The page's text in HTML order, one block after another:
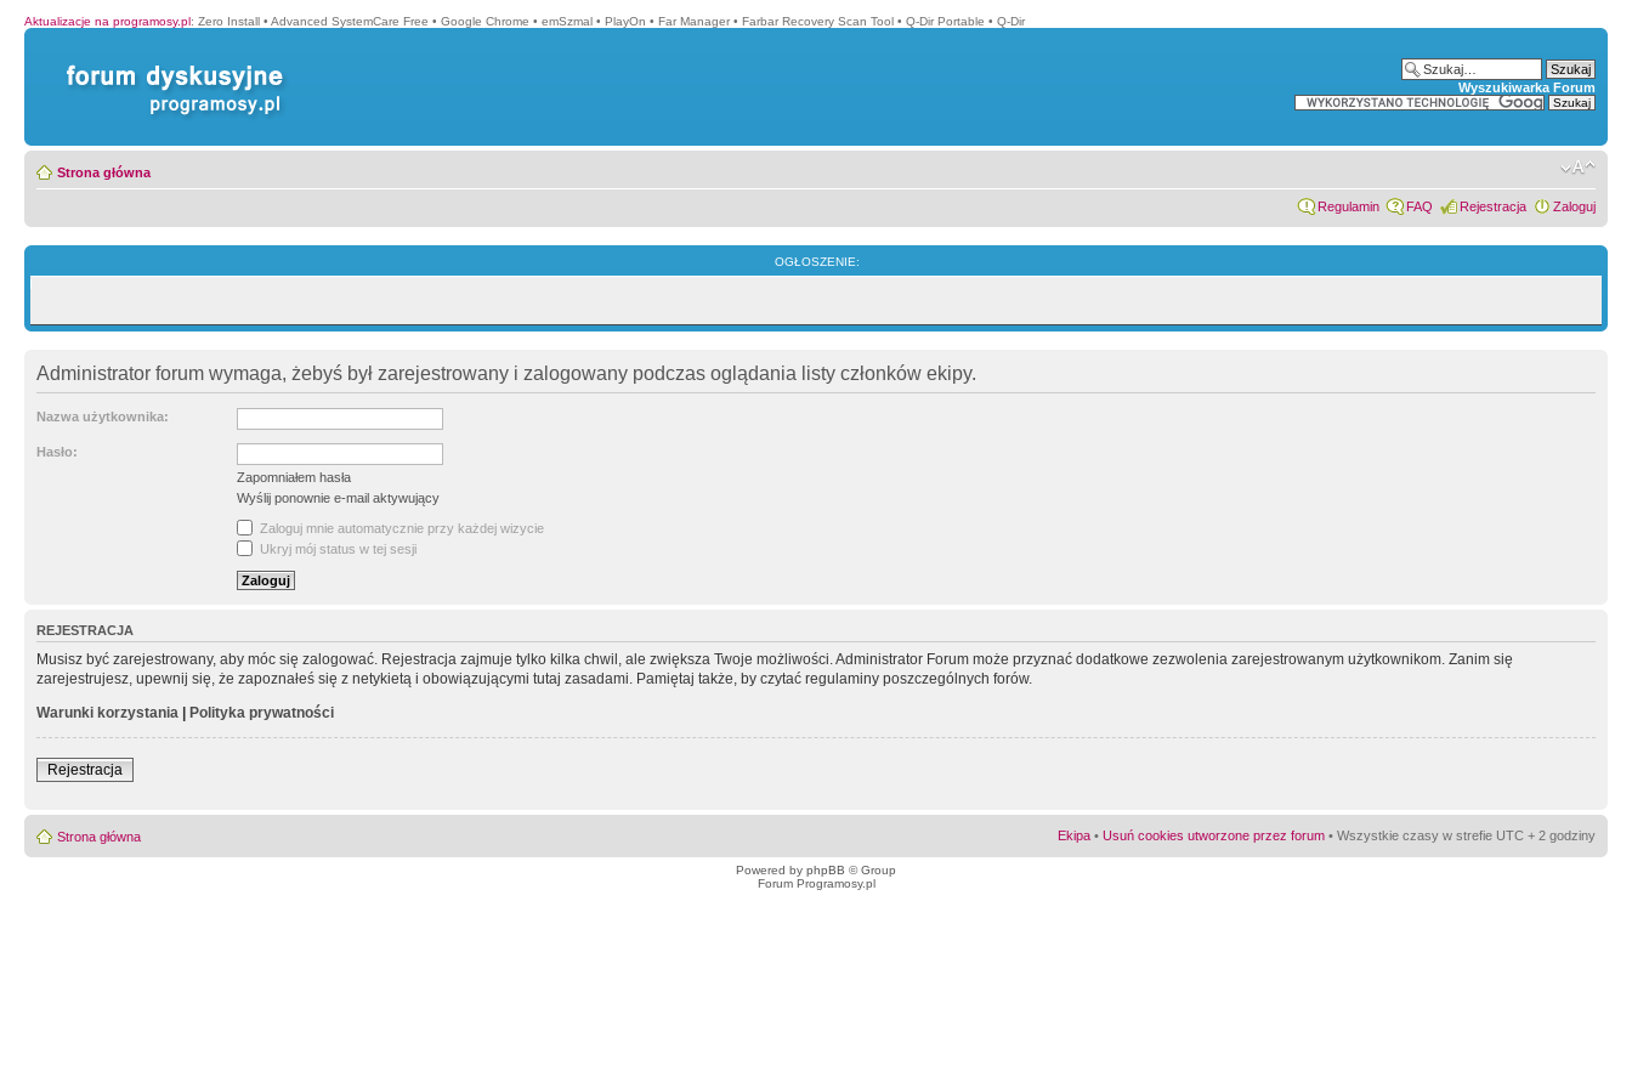
Aktualizacje na programosy.pl: Zero Install • Advanced SystemCare Free • Google Chrome • emSzmal • PlayOn • Far Manager • Farbar Recovery Scan Tool • Q-Dir Portable • Q-Dir
Wyszukiwarka Forum
Strona główna
Regulamin FAQ Rejestracja Zaloguj
OGŁOSZENIE:
Administrator forum wymaga, żebyś był zarejestrowany i zalogowany podczas oglądania listy członków ekipy.
Nazwa użytkownika:
Hasło:
Zapomniałem hasła
Wyślij ponownie e-mail aktywujący
Zaloguj mnie automatycznie przy każdej wizycie
Ukryj mój status w tej sesji
REJESTRACJA
Musisz być zarejestrowany, aby móc się zalogować. Rejestracja zajmuje tylko kilka chwil, ale zwiększa Twoje możliwości. Administrator Forum może przyznać dodatkowe zezwolenia zarejestrowanym użytkownikom. Zanim się
zarejestrujesz, upewnij się, że zapoznałeś się z netykietą i obowiązującymi tutaj zasadami. Pamiętaj także, by czytać regulaminy poszczególnych forów.
Warunki korzystania | Polityka prywatności
Rejestracja
Strona główna Ekipa • Usuń cookies utworzone przez forum • Wszystkie czasy w strefie UTC + 2 godziny
Powered by phpBB © Group
Forum Programosy.pl